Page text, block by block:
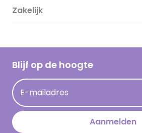
Duurzaamheid
Hallmark Kaartclub
Acties
Persberichten
Hallmark en Kinderpostzegels
Magazine
Cadeau inspiratie
Kaartinspiratie
Zakelijk
Blijf op de hoogte
E-mailadres
Aanmelden